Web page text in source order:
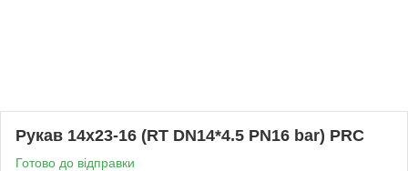
Рукав 14х23-16 (RT DN14*4.5 PN16 bar) PRC
Готово до відправки